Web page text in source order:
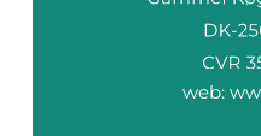
web: